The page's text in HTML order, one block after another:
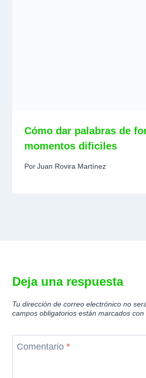
Cómo dar palabras de
momentos dificiles
PorJuan Rovira Martínez
Deja una respuesta
Tu dirección de correo electrónico no
campos obligatorios están marcados con
Comentario *